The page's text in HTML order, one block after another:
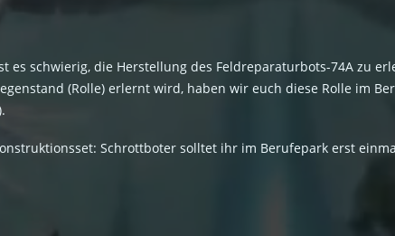
schwierig, die Herstellung des Feldreparaturbots-74A zu
(Rolle) erlernt wird, haben wir euch diese Rolle im
Schrottboter solltet ihr im Berufepark erst